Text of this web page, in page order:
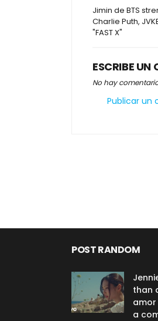
Jimin de BTS
Charlie Puth,
"FAST X"
ESCRIBE UN
No hay
Publicar un
POST RANDOM
than
a